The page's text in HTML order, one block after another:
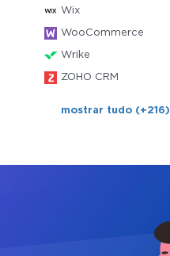
Wix
WooCommerce
Wrike
ZOHO CRM
mostrar tudo (+216)